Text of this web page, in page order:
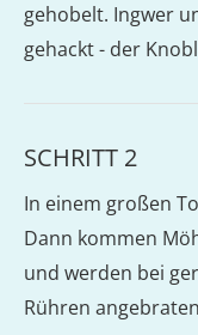
gehobelt. Ingwer
gehackt - der
SCHRITT 2
In einem großen
Dann kommen
und werden bei
Rühren